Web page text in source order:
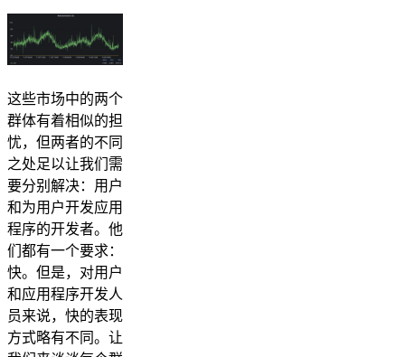
这些市场中的两个
群体有着相似的担
忧，但两者的不同
之处足以让我们需
要分别解决：用户
和为用户开发应用
程序的开发者。他
们都有一个要求：
快。但是，对用户
和应用程序开发人
员来说，快的表现
方式略有不同。让